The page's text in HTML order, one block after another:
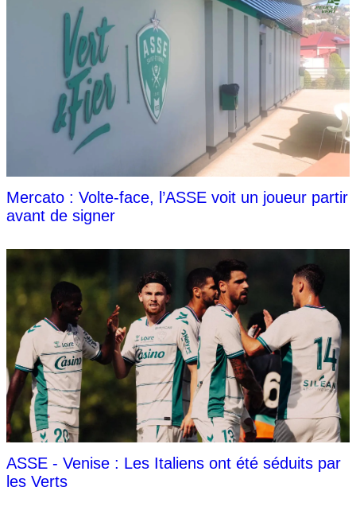
Mercato : Volte-face, l’ASSE voit un joueur partir
avant de signer
ASSE - Venise : Les Italiens ont été séduits par
les Verts